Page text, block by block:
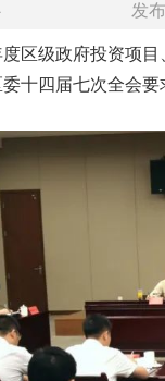
发
度区级政府投资项
十四届七次全会